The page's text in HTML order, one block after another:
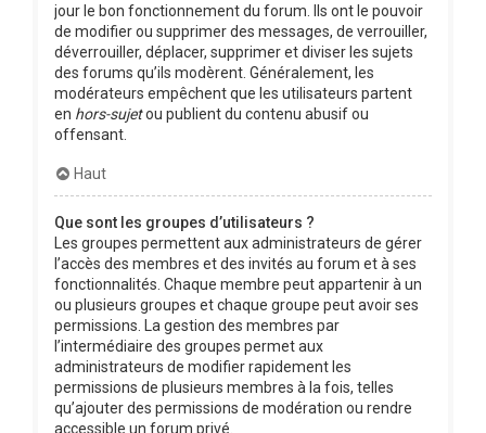
jour le bon fonctionnement du forum. Ils ont le pouvoir
de modifier ou supprimer des messages, de verrouiller,
déverrouiller, déplacer, supprimer et diviser les sujets
des forums qu’ils modèrent. Généralement, les
modérateurs empêchent que les utilisateurs partent
en hors-sujetou publient du contenu abusif ou
offensant.
Haut
Que sont les groupes d’utilisateurs ?
Les groupes permettent aux administrateurs de gérer
l’accès des membres et des invités au forum et à ses
fonctionnalités. Chaque membre peut appartenir à un
ou plusieurs groupes et chaque groupe peut avoir ses
permissions. La gestion des membres par
l’intermédiaire des groupes permet aux
administrateurs de modifier rapidement les
permissions de plusieurs membres à la fois, telles
qu’ajouter des permissions de modération ou rendre
accessible un forum privé.